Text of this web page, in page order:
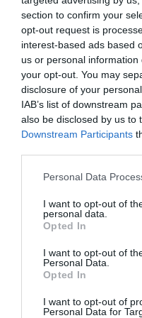
section to confirm your
opt-out request is
interest-based ads based
us or personal
your opt-out. You may
disclosure of your
IAB’s list of downstream
also be disclosed by us to
Downstream Participants
Please note that this
not limited to your visit or
grant or deny consent to
use your data for below
consent section.
Personal Data
I want to opt-out of
personal data.
Opted In
I want to opt-out of
Personal Data.
Opted In
I want to opt-out of
Personal Data for
εκ των
αλλά
ΒΑΣΙΛΗΣ
14.10.2025
Θρίλερ